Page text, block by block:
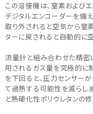
この溶接機は、窒素および
デジタルエンコーダーを備
取り外されると空気から窒
ターに戻されると自動的に
流量計と組み合わせた精密
用されるガス量を究極的に
を下回ると、圧力センサー
て過熱する可能性を減らし
と熱硬化性ポリウレタンの